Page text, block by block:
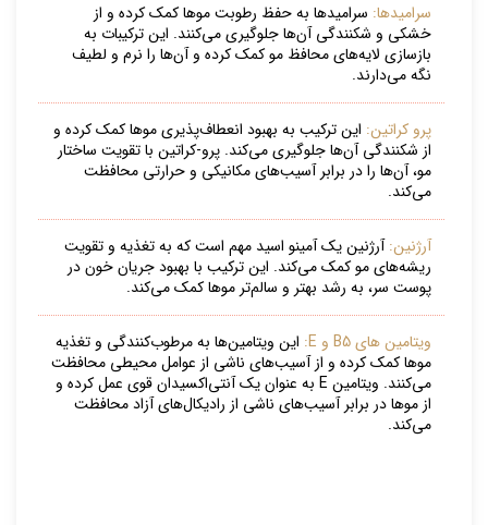
سرامیدها: سرامیدها به حفظ رطوبت موها کمک کرده و از
خشکی و شکنندگی آن‌ها جلوگیری می‌کنند. این ترکیبات به
بازسازی لایه‌های محافظ مو کمک کرده و آن‌ها را نرم و لطیف
نگه می‌دارند.
پرو کراتین: این ترکیب به بهبود انعطاف‌پذیری موها کمک کرده و
از شکنندگی آن‌ها جلوگیری می‌کند. پرو-کراتین با تقویت ساختار
مو، آن‌ها را در برابر آسیب‌های مکانیکی و حرارتی محافظت
می‌کند.
آرژنین:آرژنین یک آمینو اسید مهم است که به تغذیه و تقویت
ریشه‌های مو کمک می‌کند. این ترکیب با بهبود جریان خون در
پوست سر، به رشد بهتر و سالم‌تر موها کمک می‌کند.
ویتامین های B5 و E:
این ویتامین‌ها به مرطوب‌کنندگی و تغذیه
موها کمک کرده و از آسیب‌های ناشی از عوامل محیطی محافظت
می‌کنند. ویتامین E به عنوان یک آنتی‌اکسیدان قوی عمل کرده و
از موها در برابر آسیب‌های ناشی از رادیکال‌های آزاد محافظت
می‌کند.